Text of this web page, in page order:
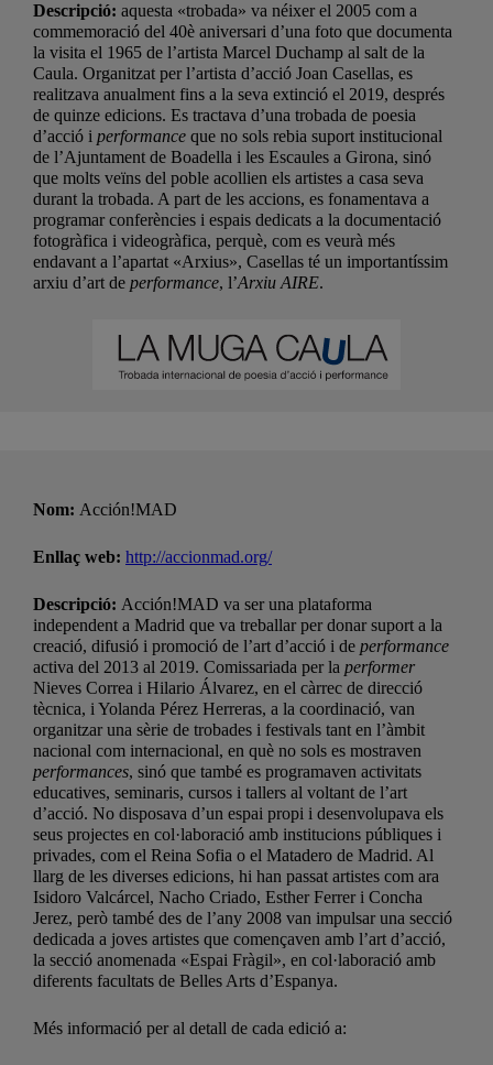
Descripció: aquesta «trobada» va néixer el 2005 com a
commemoració del 40è aniversari d’una foto que documenta
la visita el 1965 de l’artista Marcel Duchamp al salt de la
Caula. Organitzat per l’artista d’acció Joan Casellas, es
realitzava anualment fins a la seva extinció el 2019, després
de quinze edicions. Es tractava d’una trobada de poesia
d’acció i performance que no sols rebia suport institucional
de l’Ajuntament de Boadella i les Escaules a Girona, sinó
que molts veïns del poble acollien els artistes a casa seva
durant la trobada. A part de les accions, es fonamentava a
programar conferències i espais dedicats a la documentació
fotogràfica i videogràfica, perquè, com es veurà més
endavant a l’apartat «Arxius», Casellas té un importantíssim
arxiu d’art de performance, l’Arxiu AIRE.
Nom: Acción!MAD
Enllaç web: http://accionmad.org/
Descripció: Acción!MAD va ser una plataforma
independent a Madrid que va treballar per donar suport a la
creació, difusió i promoció de l’art d’acció i de performance
activa del 2013 al 2019. Comissariada per la performer
Nieves Correa i Hilario Álvarez, en el càrrec de direcció
tècnica, i Yolanda Pérez Herreras, a la coordinació, van
organitzar una sèrie de trobades i festivals tant en l’àmbit
nacional com internacional, en què no sols es mostraven
performances, sinó que també es programaven activitats
educatives, seminaris, cursos i tallers al voltant de l’art
d’acció. No disposava d’un espai propi i desenvolupava els
seus projectes en col·laboració amb institucions públiques i
privades, com el Reina Sofia o el Matadero de Madrid. Al
llarg de les diverses edicions, hi han passat artistes com ara
Isidoro Valcárcel, Nacho Criado, Esther Ferrer i Concha
Jerez, però també des de l’any 2008 van impulsar una secció
dedicada a joves artistes que començaven amb l’art d’acció,
la secció anomenada «Espai Fràgil», en col·laboració amb
diferents facultats de Belles Arts d’Espanya.
Més informació per al detall de cada edició a: